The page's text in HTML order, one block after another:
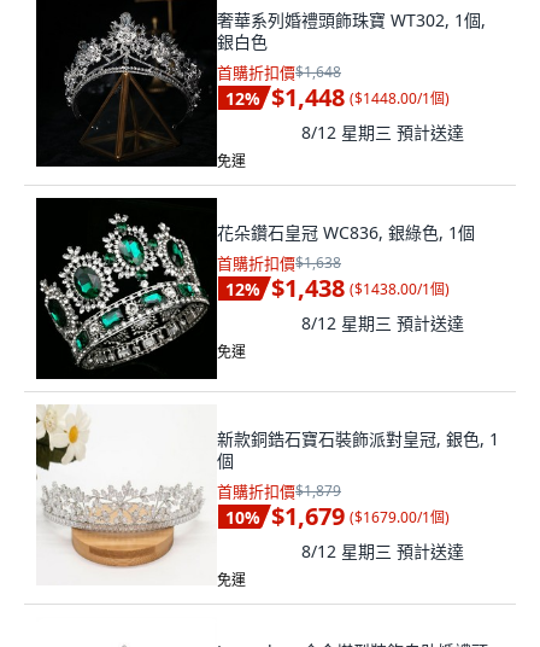
奢華系列婚禮頭飾珠寶 WT302, 1個,
銀白色
首購折扣價$1,648
12% $1,448 ($1448.00/1個)
8/12 星期三 預計送達
免運
花朵鑽石皇冠 WC836, 銀綠色, 1個
首購折扣價$1,638
12% $1,438 ($1438.00/1個)
8/12 星期三 預計送達
免運
新款銅鋯石寶石裝飾派對皇冠, 銀色, 1
個
首購折扣價$1,879
10% $1,679 ($1679.00/1個)
8/12 星期三 預計送達
免運